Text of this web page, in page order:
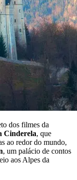
dos filmes da
Cinderela, que
ao redor do mundo,
, um palácio de contos
aos Alpes da